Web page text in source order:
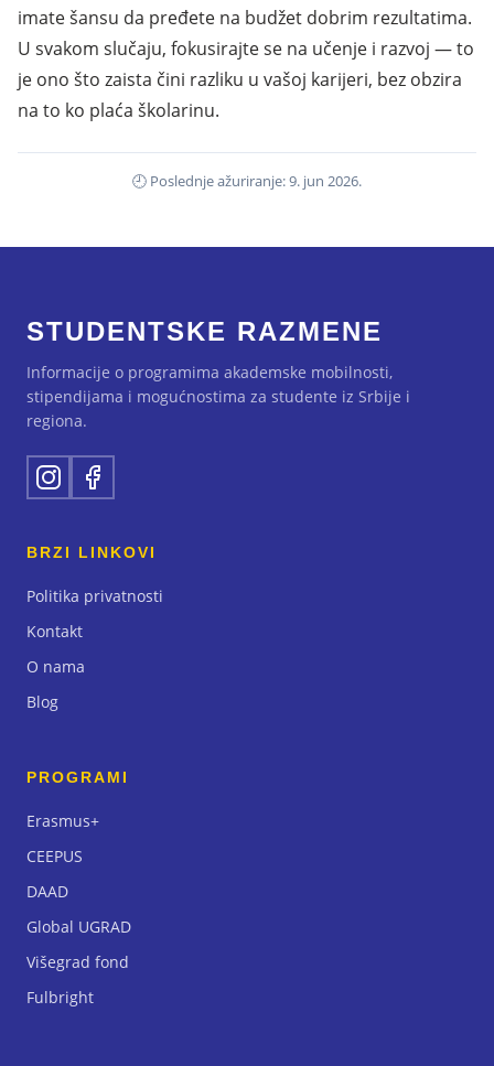
imate šansu da pređete na budžet dobrim rezultatima.
U svakom slučaju, fokusirajte se na učenje i razvoj — to
je ono što zaista čini razliku u vašoj karijeri, bez obzira
na to ko plaća školarinu.
🕘 Poslednje ažuriranje: 9. jun 2026.
STUDENTSKE RAZMENE
Informacije o programima akademske mobilnosti,
stipendijama i mogućnostima za studente iz Srbije i
regiona.
BRZI LINKOVI
Politika privatnosti
Kontakt
O nama
Blog
PROGRAMI
Erasmus+
CEEPUS
DAAD
Global UGRAD
Višegrad fond
Fulbright